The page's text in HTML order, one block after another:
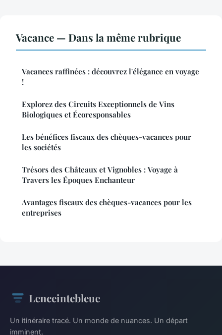
Vacance — Dans la même rubrique
Vacances raffinées : découvrez l'élégance en voyage
!
Explorez des Circuits Exceptionnels de Vins
Biologiques et Écoresponsables
Les bénéfices fiscaux des chèques-vacances pour
les sociétés
Trésors des Châteaux et Vignobles : Voyage à
Travers les Époques Enchanteur
Avantages fiscaux des chèques-vacances pour les
entreprises
Lenceintebleue
Un itinéraire tracé. Un monde de nuances. Un départ
imminent.